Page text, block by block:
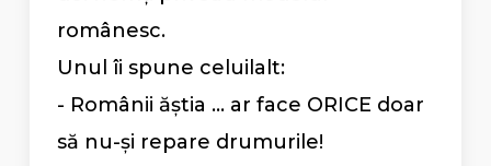
românesc.
Unul îi spune celuilalt:
- Românii ăștia ... ar face ORICE doar
să nu-și repare drumurile!